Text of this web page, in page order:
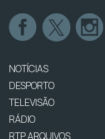
NOTÍCIAS
DESPORTO
TELEVISÃO
RÁDIO
RTP ARQUIVOS